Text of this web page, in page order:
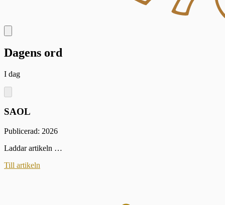
Dagens ord
I dag
SAOL
Publicerad: 2026
Laddar artikeln …
Till artikeln